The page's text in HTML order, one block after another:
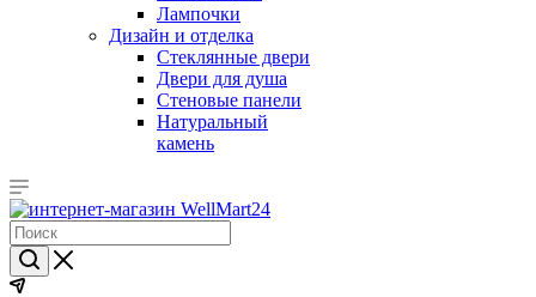
Лампочки
Дизайн и отделка
Стеклянные двери
Двери для душа
Стеновые панели
Натуральный
камень